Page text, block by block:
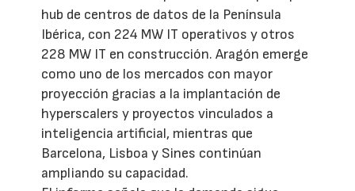
hub de centros de datos de la Península
Ibérica, con 224 MW IT operativos y otros
228 MW IT en construcción. Aragón emerge
como uno de los mercados con mayor
proyección gracias a la implantación de
hyperscalers y proyectos vinculados a
inteligencia artificial, mientras que
Barcelona, Lisboa y Sines continúan
ampliando su capacidad.